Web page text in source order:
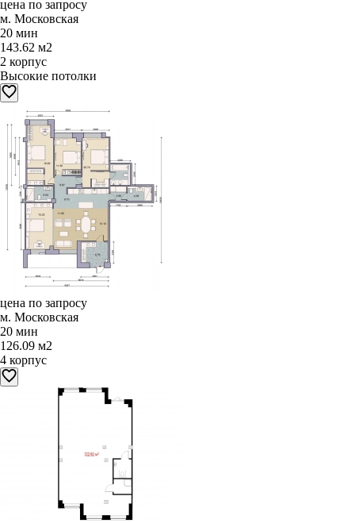
цена по запросу
м. Московская
20 мин
143.62 м2
2 корпус
Высокие потолки
цена по запросу
м. Московская
20 мин
126.09 м2
4 корпус